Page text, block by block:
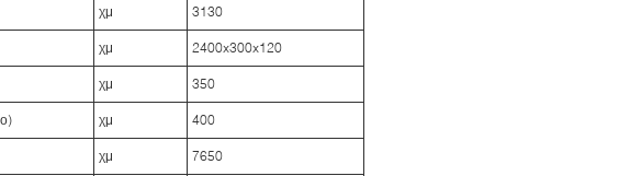
χμ 3130
χμ 2400x300x120
χμ 350
χμ 400
χμ 7650